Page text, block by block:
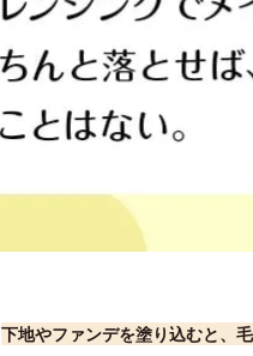
下地やファンデを塗り込むと、